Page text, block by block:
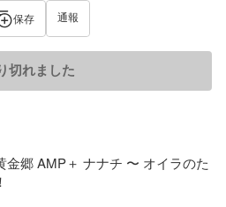
保存 通報
切れました
金郷 AMP＋ ナナチ 〜 オイラのた